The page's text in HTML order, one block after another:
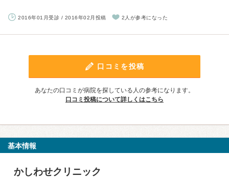
2016年01月受診 / 2016年02月投稿 2人が参考になった
口コミを投稿
あなたの口コミが病院を探している人の参考になります。
口コミ投稿について詳しくはこちら
基本情報
かしわせクリニック